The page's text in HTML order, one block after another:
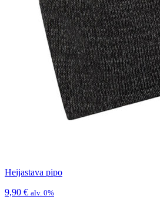
Heijastava pipo
9,90 € alv. 0%